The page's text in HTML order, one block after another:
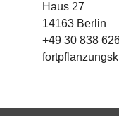
Haus 27
14163 Berlin
+49 30 838